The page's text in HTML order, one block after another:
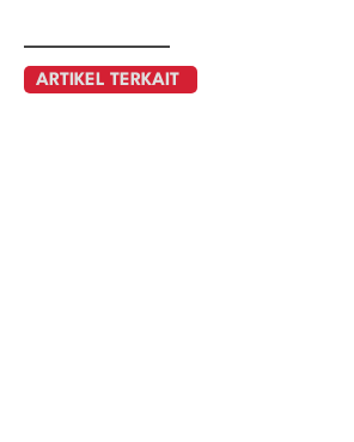
ARTIKEL TERKAIT